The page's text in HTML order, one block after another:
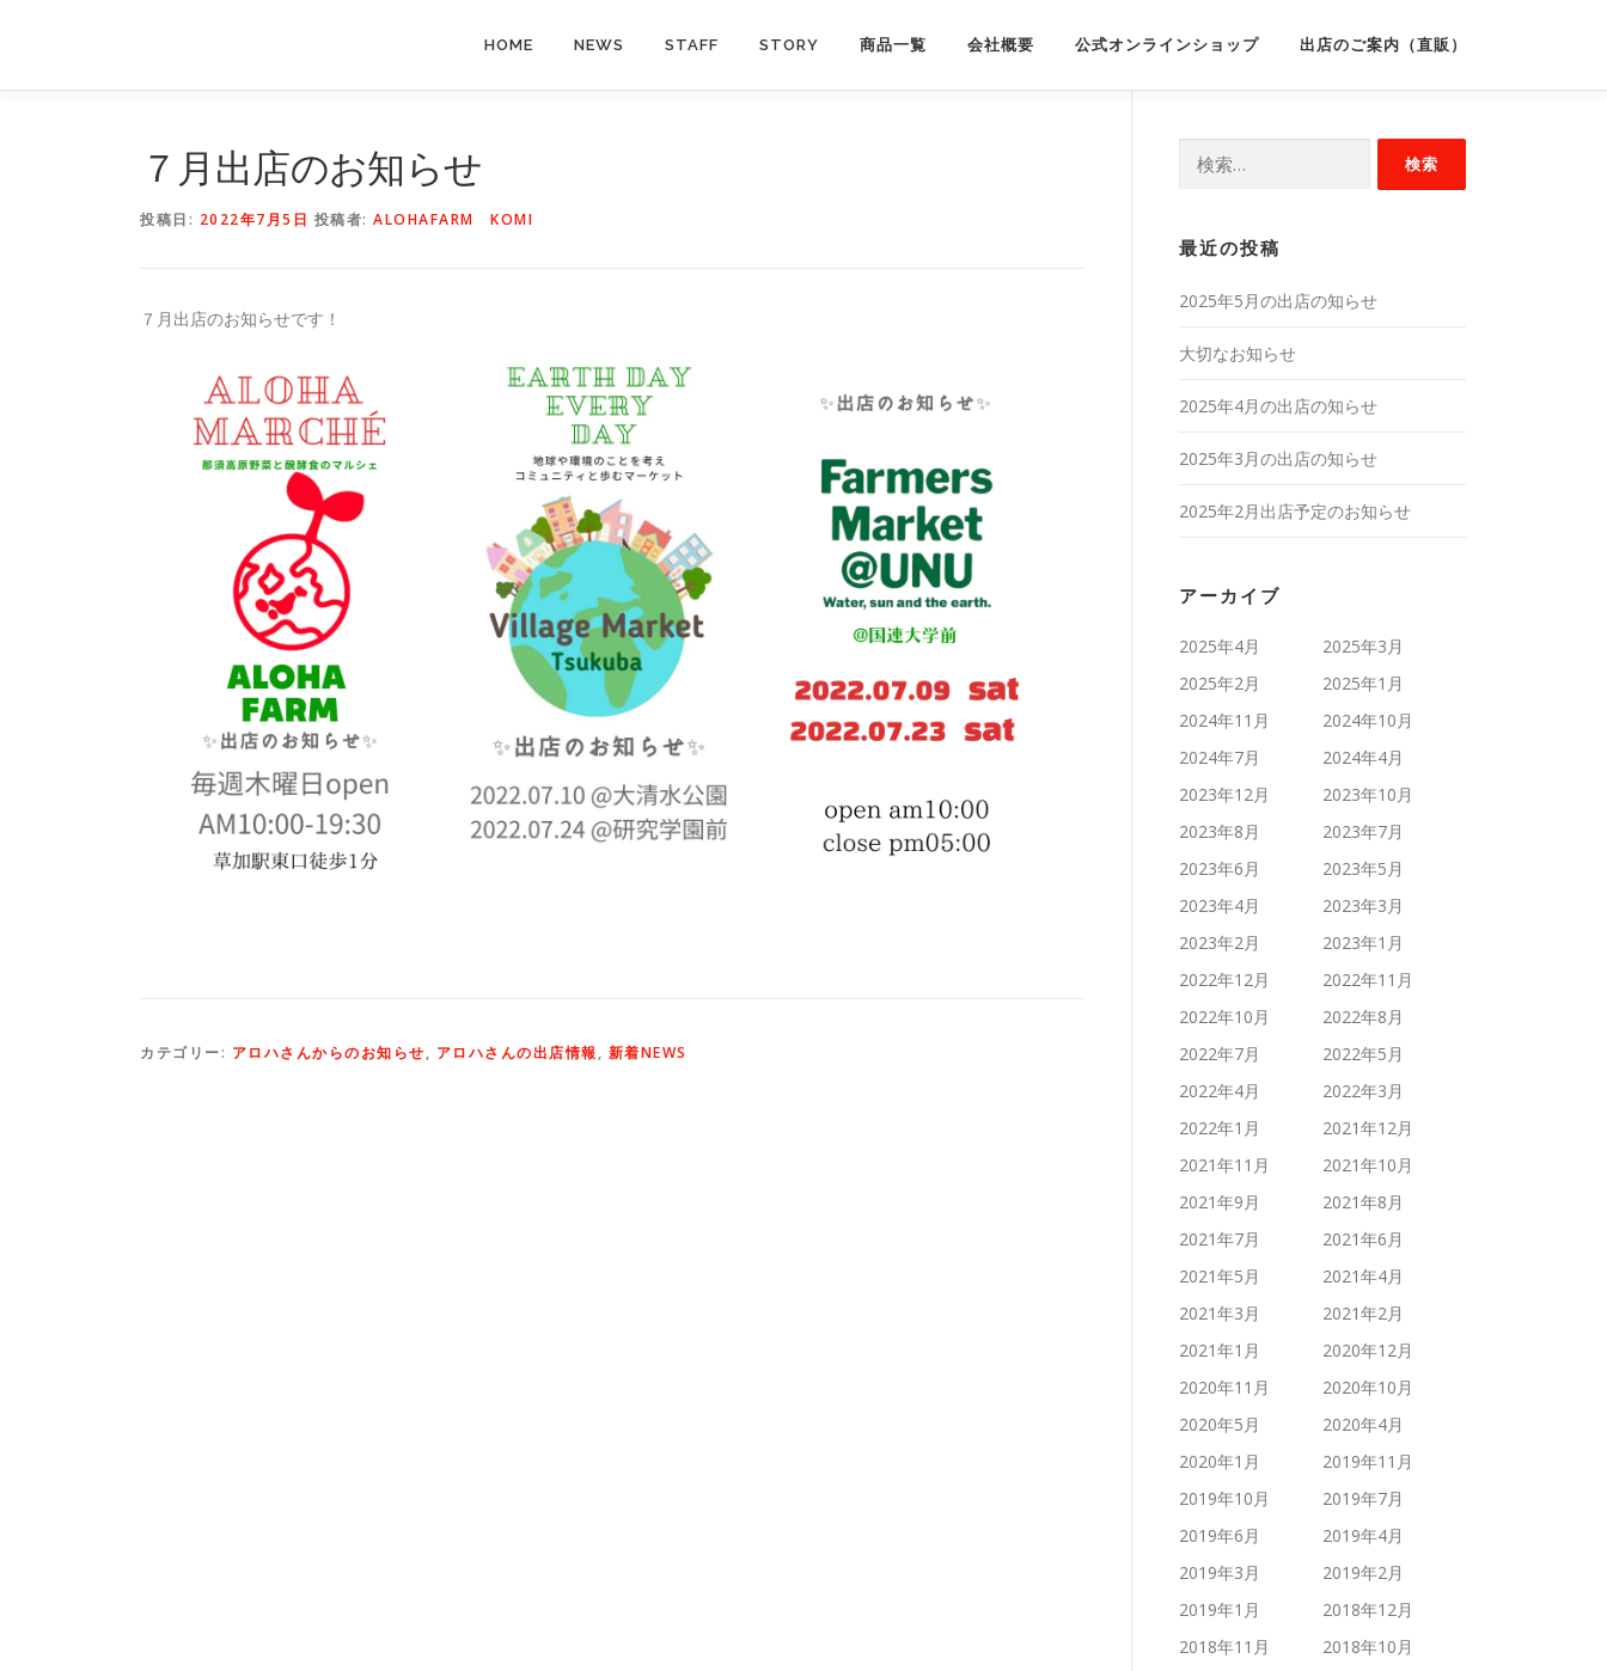
ン
HOME NEWS STAFF STORY 商品一覧 会社概要 公式オンラインショップ 出店のご案内（直販）
７月出店のお知らせ
投稿日: 2022年7月5日 投稿者: ALOHAFARM KOMI
７月出店のお知らせです！
カテゴリー: アロハさんからのお知らせ, アロハさんの出店情報 , 新着NEWS
最近の投稿
2025年5月の出店の知らせ
大切なお知らせ
2025年4月の出店の知らせ
2025年3月の出店の知らせ
2025年2月出店予定のお知らせ
アーカイブ
2025年4月
2025年3月
2025年2月
2025年1月
2024年11月
2024年10月
2024年7月
2024年4月
2023年12月
2023年10月
2023年8月
2023年7月
2023年6月
2023年5月
2023年4月
2023年3月
2023年2月
2023年1月
2022年12月
2022年11月
2022年10月
2022年8月
2022年7月
2022年5月
2022年4月
2022年3月
2022年1月
2021年12月
2021年11月
2021年10月
2021年9月
2021年8月
2021年7月
2021年6月
2021年5月
2021年4月
2021年3月
2021年2月
2021年1月
2020年12月
2020年11月
2020年10月
2020年5月
2020年4月
2020年1月
2019年11月
2019年10月
2019年7月
2019年6月
2019年4月
2019年3月
2019年2月
2019年1月
2018年12月
2018年11月
2018年10月